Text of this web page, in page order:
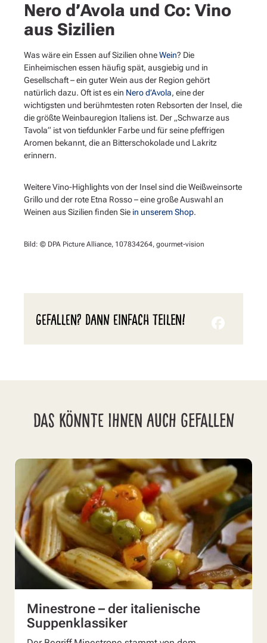
Nero d’Avola und Co: Vino
aus Sizilien
Was wäre ein Essen auf Sizilien ohneWein? Die
Einheimischen essen häufig spät, ausgiebig und in
Gesellschaft – ein guter Wein aus der Region gehört
natürlich dazu. Oft ist es ein Nero d’Avola, eine der
wichtigsten und berühmtesten roten Rebsorten der Insel, die
die größte Weinbauregion Italiens ist. Der „Schwarze aus
Tavola“ ist von tiefdunkler Farbe und für seine pfeffrigen
Aromen bekannt, die an Bitterschokolade und Lakritz
erinnern.
Weitere Vino-Highlights von der Insel sind die Weißweinsorte
Grillo und der rote Etna Rosso – eine große Auswahl an
Weinen aus Sizilien finden Sie in unserem Shop.
Bild: © DPA Picture Alliance, 107834264, gourmet-vision
GEFALLEN? DANN EINFACH TEILEN!
DAS KÖNNTE IHNEN AUCH GEFALLEN
Minestrone – der italienische
Suppenklassiker